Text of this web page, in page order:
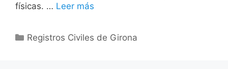
físicas. … Leer más
Categorías
Registros Civiles de Girona